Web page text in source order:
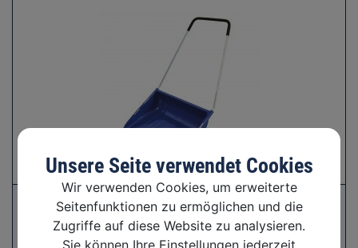
Schneewanne Kunststoff
Unsere Seite verwendet Cookies
Wir verwenden Cookies, um erweiterte
Seitenfunktionen zu ermöglichen und die
Zugriffe auf diese Website zu analysieren.
Sie können Ihre Einstellungen jederzeit